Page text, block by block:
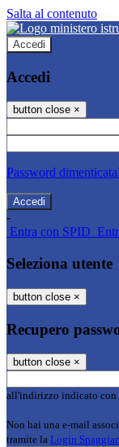
Salta al contenuto
Accedi
Accedi
button close ×
Password
-
Entra con SPID
Seleziona utente
button close ×
Recupero
button close ×
all'indirizzo indicato con
Non hai una e-mail
tramite la Login